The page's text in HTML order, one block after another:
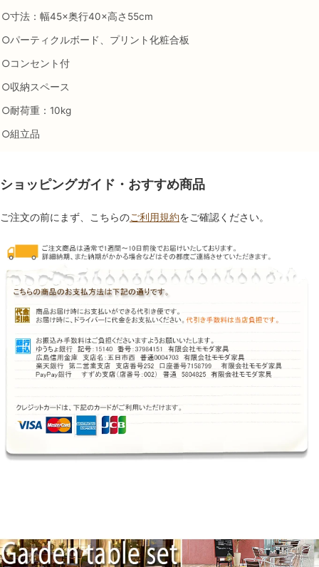
○寸法：幅45×奥行40×高さ55cm
○パーティクルボード、プリント化粧合板
○コンセント付
○収納スペース
○耐荷重：10kg
○組立品
ショッピングガイド・おすすめ商品
ご注文の前にまず、こちらのご利用規約をご確認ください。